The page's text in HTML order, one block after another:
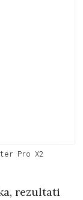
Pro X2
rezultati